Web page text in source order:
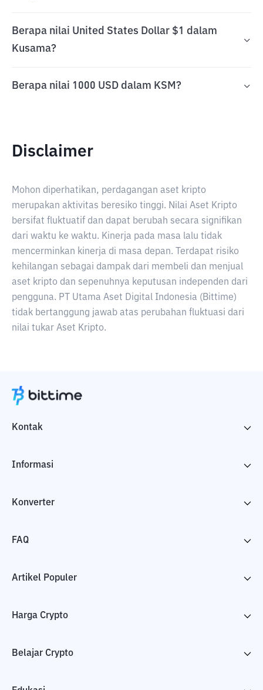
Berapa nilai United States Dollar $1 dalam
Kusama?
Berapa nilai 1000 USD dalam KSM?
Disclaimer
Mohon diperhatikan, perdagangan aset kripto
merupakan aktivitas beresiko tinggi. Nilai Aset Kripto
bersifat fluktuatif dan dapat berubah secara signifikan
dari waktu ke waktu. Kinerja pada masa lalu tidak
mencerminkan kinerja di masa depan. Terdapat risiko
kehilangan sebagai dampak dari membeli dan menjual
aset kripto dan sepenuhnya keputusan independen dari
pengguna. PT Utama Aset Digital Indonesia (Bittime)
tidak bertanggung jawab atas perubahan fluktuasi dari
nilai tukar Aset Kripto.
Kontak
Informasi
Konverter
FAQ
Artikel Populer
Harga Crypto
Belajar Crypto